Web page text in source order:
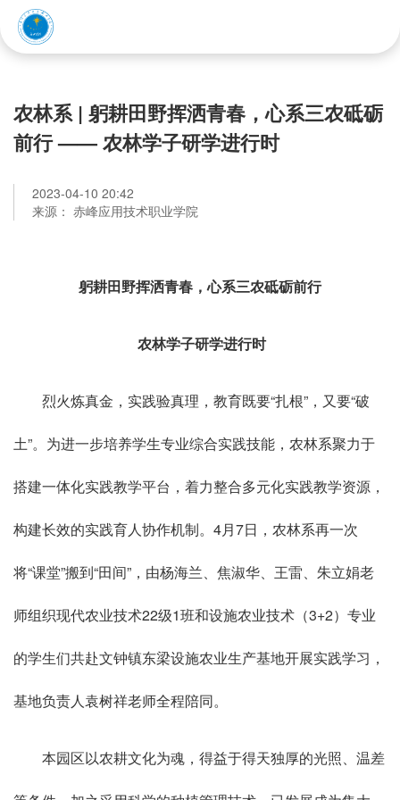
农林系 | 躬耕田野挥洒青春，心系三农砥砺
前行 —— 农林学子研学进行时
2023-04-10 20:42
来源： 赤峰应用技术职业学院
躬耕田野挥洒青春，心系三农砥砺前行
农林学子研学进行时
烈火炼真金，实践验真理，教育既要“扎根”，又要“破
土”。为进一步培养学生专业综合实践技能，农林系聚力于
搭建一体化实践教学平台，着力整合多元化实践教学资源，
构建长效的实践育人协作机制。4月7日，农林系再一次
将“课堂”搬到“田间”，由杨海兰、焦淑华、王雷、朱立娟老
师组织现代农业技术22级1班和设施农业技术（3+2）专业
的学生们共赴文钟镇东梁设施农业生产基地开展实践学习，
基地负责人袁树祥老师全程陪同。
本园区以农耕文化为魂，得益于得天独厚的光照、温差